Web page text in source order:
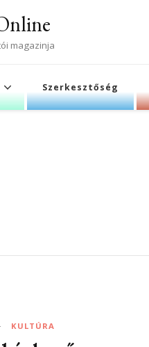
magazinja
Szerkesztőség
KULTÚRA